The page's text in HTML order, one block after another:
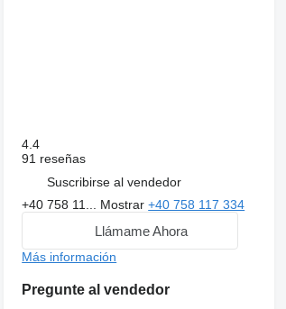
4.4
91 reseñas
Suscribirse al vendedor
+40 758 11... Mostrar+40 758 117 334
Llámame Ahora
Más información
Pregunte al vendedor